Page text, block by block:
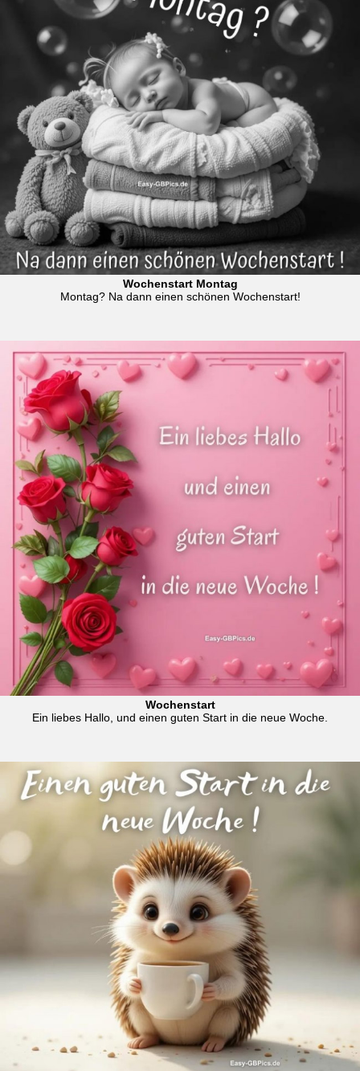
Wochenstart Montag
Montag? Na dann einen schönen Wochenstart!
Wochenstart
Ein liebes Hallo, und einen guten Start in die neue Woche.